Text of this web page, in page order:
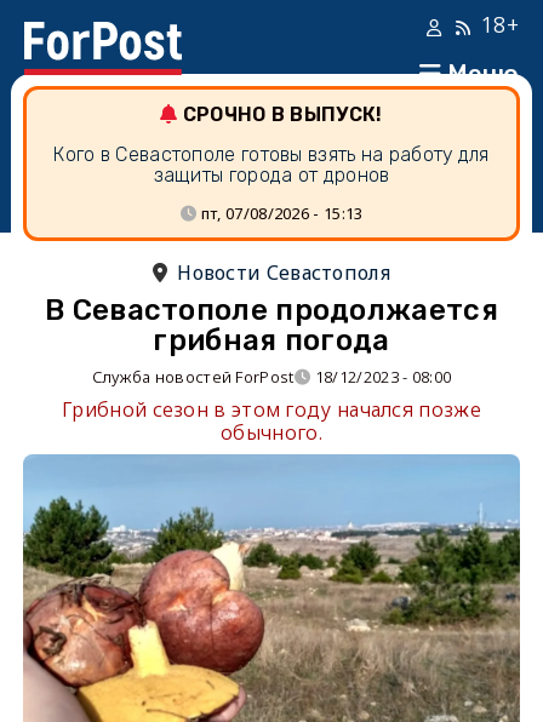
Меню
18+
СРОЧНО В ВЫПУСК!
Кого в Севастополе готовы взять на работу для
защиты города от дронов
пт, 07/08/2026 - 15:13
Новости Севастополя
В Севастополе продолжается
грибная погода
Служба новостей ForPost 18/12/2023 - 08:00
Грибной сезон в этом году начался позже
обычного.